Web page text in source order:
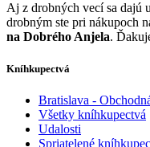
Aj z drobných vecí sa
drobným ste pri nákupoch
na Dobrého Anjela.
Kníhkupectvá
Bratislava -
Všetky kníhkupectvá
Udalosti
Spriatelené